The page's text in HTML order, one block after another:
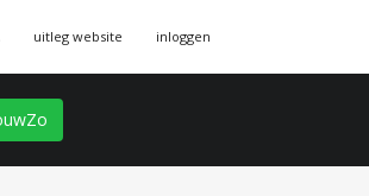
uitleg website inloggen